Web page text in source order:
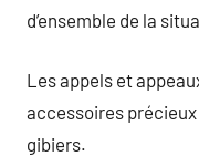
d’ensemble de la
Les appels et
accessoires
gibiers.